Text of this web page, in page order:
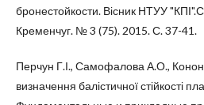
бронестойкости. Вісник НТУУ
Кременчуг. № 3 (75). 2015. С. 37-41.
Перчун Г.І., Самофалова А.О.,
визначення балістичної стійкості